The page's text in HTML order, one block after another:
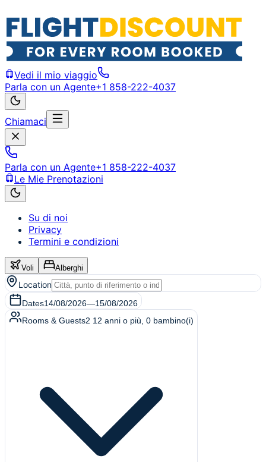
Vedi il mio viaggio
Parla con un Agente+1 858-222-4037
Chiamaci
Parla con un Agente+1 858-222-4037
Le Mie Prenotazioni
Su di noi
Privacy
Termini e condizioni
Voli Alberghi
Location
Dates14/08/2026—15/08/2026
Rooms & Guests2 12 anni o più 0 bambino(i)